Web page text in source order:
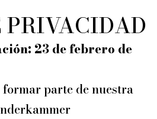
PRIVACIDAD
23 de febrero de
parte de nuestra